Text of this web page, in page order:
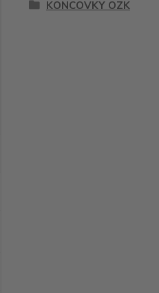
KONCOVKY OZK